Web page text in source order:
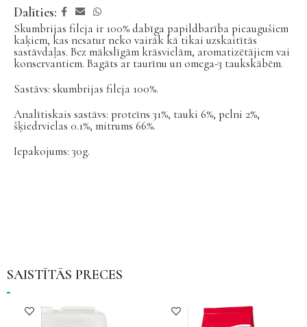
Dalīties:
Skumbrijas fileja ir 100% dabīga papildbarība pieaugušiem
kaķiem, kas nesatur neko vairāk kā tikai uzskaitītās
sastāvdaļas. Bez mākslīgām krāsvielām, aromatizētājiem vai
konservantiem. Bagāts ar taurīnu un omega-3 taukskābēm.
Sastāvs: skumbrijas fileja 100%.
Analītiskais sastāvs: proteīns 31%, tauki 6%, pelni 2%,
šķiedrvielas 0.1%, mitrums 66%.
Iepakojums: 30g.
SAISTĪTĀS PRECES
NAV NAV